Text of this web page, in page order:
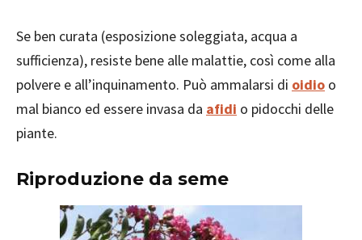
Se ben curata (esposizione soleggiata, acqua a
sufficienza), resiste bene alle malattie, così come alla
polvere e all’inquinamento. Può ammalarsi di oidio o
mal bianco ed essere invasa da afidi o pidocchi delle
piante.
Riproduzione da seme